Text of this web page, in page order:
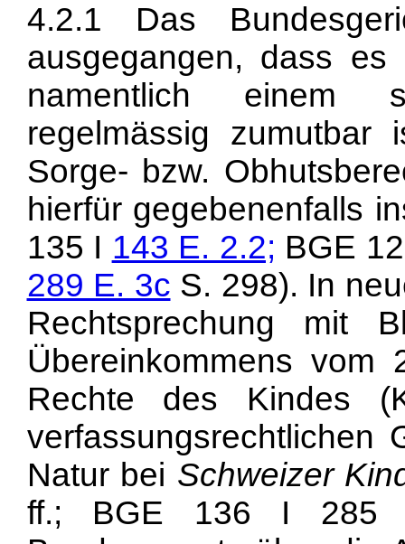
4.2.1 Das
ausgegangen, dass es
namentlich einem
regelmässig zumutbar
Sorge- bzw.
hierfür gegebenenfalls
135 I 143 E. 2.2; BGE
289 E. 3c S. 298). In
Rechtsprechung mit
Übereinkommens
Rechte des Kindes
verfassungsrechtlichen
Natur bei Schweizer
ff.; BGE 136 I 285